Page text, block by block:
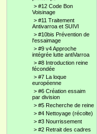
> #12 Code Bon
Voisinage
> #11 Traitement
Antivarroa et SUIVI
> #10bis Prévention de
l'essaimage
> #9 v4 Approche
intégrée lutte antiVarroa
> #8 Introduction reine
fécondée
> #7 La loque
européenne
> #6 Création essaim
par division
> #5 Recherche de reine
> #4 Nettoyage (récolte)
> #3 Nourrissement
> #2 Retrait des cadres